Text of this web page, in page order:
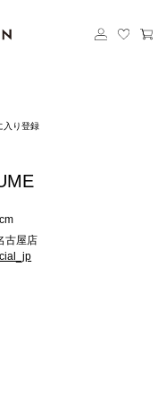
入り登録
古屋店